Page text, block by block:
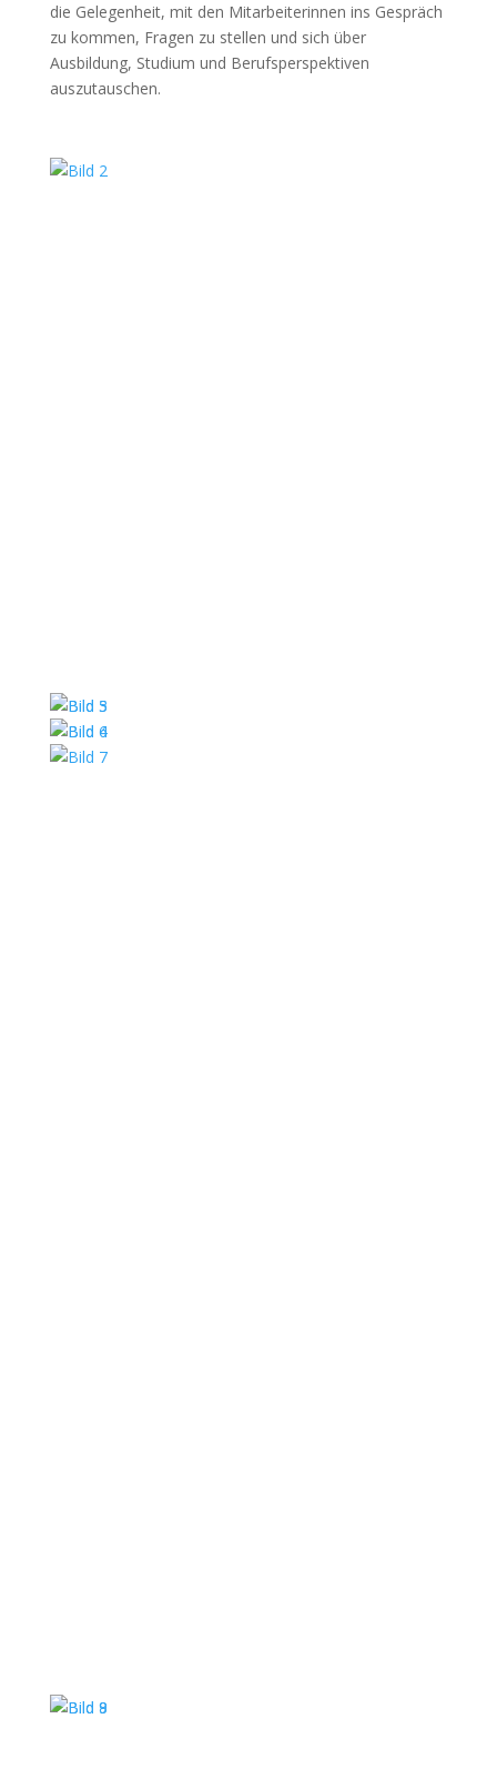
die Gelegenheit, mit den Mitarbeiterinnen ins Gespräch
zu kommen, Fragen zu stellen und sich über
Ausbildung, Studium und Berufsperspektiven
auszutauschen.